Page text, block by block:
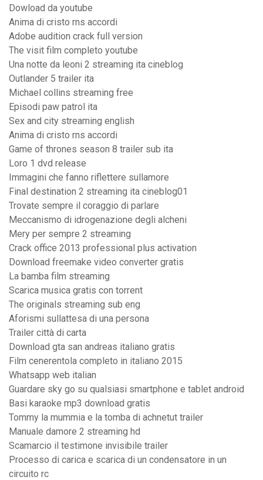
Dowload da youtube
Anima di cristo rns accordi
Adobe audition crack full version
The visit film completo youtube
Una notte da leoni 2 streaming ita cineblog
Outlander 5 trailer ita
Michael collins streaming free
Episodi paw patrol ita
Sex and city streaming english
Anima di cristo rns accordi
Game of thrones season 8 trailer sub ita
Loro 1 dvd release
Immagini che fanno riflettere sullamore
Final destination 2 streaming ita cineblog01
Trovate sempre il coraggio di parlare
Meccanismo di idrogenazione degli alcheni
Mery per sempre 2 streaming
Crack office 2013 professional plus activation
Download freemake video converter gratis
La bamba film streaming
Scarica musica gratis con torrent
The originals streaming sub eng
Aforismi sullattesa di una persona
Trailer città di carta
Download gta san andreas italiano gratis
Film cenerentola completo in italiano 2015
Whatsapp web italian
Guardare sky go su qualsiasi smartphone e tablet android
Basi karaoke mp3 download gratis
Tommy la mummia e la tomba di achnetut trailer
Manuale damore 2 streaming hd
Scamarcio il testimone invisibile trailer
Processo di carica e scarica di un condensatore in un
circuito rc